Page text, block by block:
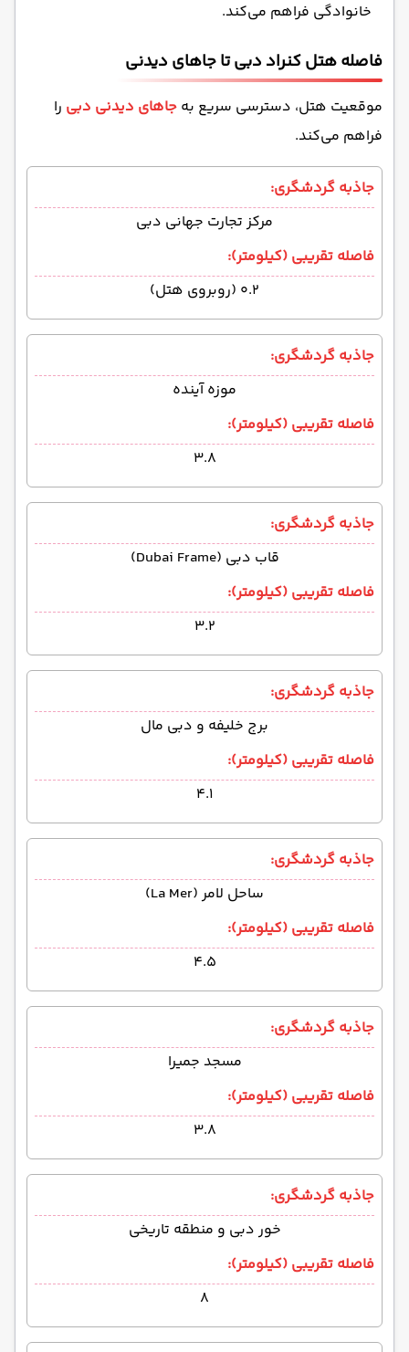
خانوادگی فراهم می‌کند.
فاصله هتل کنراد دبی تا جاهای دیدنی
موقعیت هتل، دسترسی سریع به جاهای دیدنی دبی را
فراهم می‌کند.
جاذبه گردشگری:
مرکز تجارت جهانی دبی
فاصله تقریبی (کیلومتر):
۰.۲ (روبروی هتل)
جاذبه گردشگری:
موزه آینده
فاصله تقریبی (کیلومتر):
۳.۸
جاذبه گردشگری:
قاب دبی (Dubai Frame)
فاصله تقریبی (کیلومتر):
۳.۲
جاذبه گردشگری:
برج خلیفه و دبی مال
فاصله تقریبی (کیلومتر):
۴.۱
جاذبه گردشگری:
ساحل لامر (La Mer)
فاصله تقریبی (کیلومتر):
۴.۵
جاذبه گردشگری:
مسجد جمیرا
فاصله تقریبی (کیلومتر):
۳.۸
جاذبه گردشگری:
خور دبی و منطقه تاریخی
فاصله تقریبی (کیلومتر):
۸